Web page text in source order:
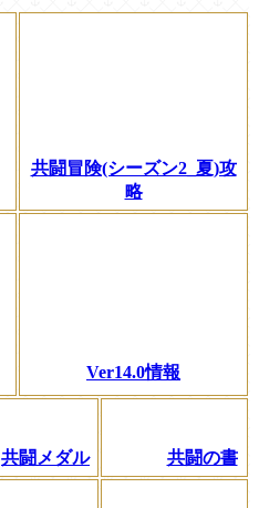
共闘冒険(シーズン2_夏)攻
略
Ver14.0情報
共闘メダル 共闘の書